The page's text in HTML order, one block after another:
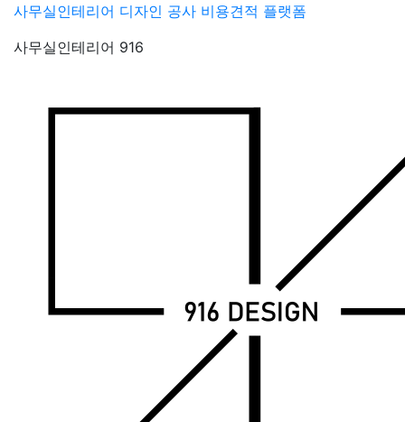
Skip
content
사무실인테리어 디자인 공사 비용견적 플랫폼
사무실인테리어 916